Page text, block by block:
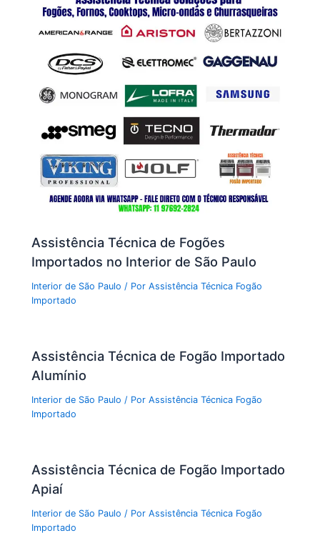
Assistência Técnica de Fogões
Importados no Interior de São Paulo
Interior de São Paulo / PorAssistência Técnica Fogão
Importado
Assistência Técnica de Fogão Importado
Alumínio
Interior de São Paulo / PorAssistência Técnica Fogão
Importado
Assistência Técnica de Fogão Importado
Apiaí
Interior de São Paulo / PorAssistência Técnica Fogão
Importado